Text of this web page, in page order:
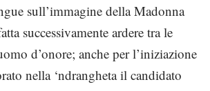
sull’immagine della Madonna
successivamente ardere tra le
d’onore; anche per l’iniziazione
nella ‘ndrangheta il candidato